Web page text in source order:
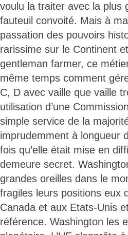
voulu la traiter avec la plus
fauteuil convoité. Mais à
passation des pouvoirs
rarissime sur le Continent
gentleman farmer, ce
même temps comment
C, D avec vaille que vaille
utilisation d’une
simple service de la
imprudemment à longueur
fois qu’elle était mise en
demeure secret.
grandes oreilles dans le
fragiles leurs positions eux
Canada et aux Etats-Unis
référence. Washington les